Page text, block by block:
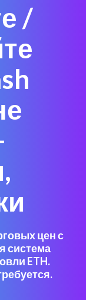
/
цен с
система
ETH.